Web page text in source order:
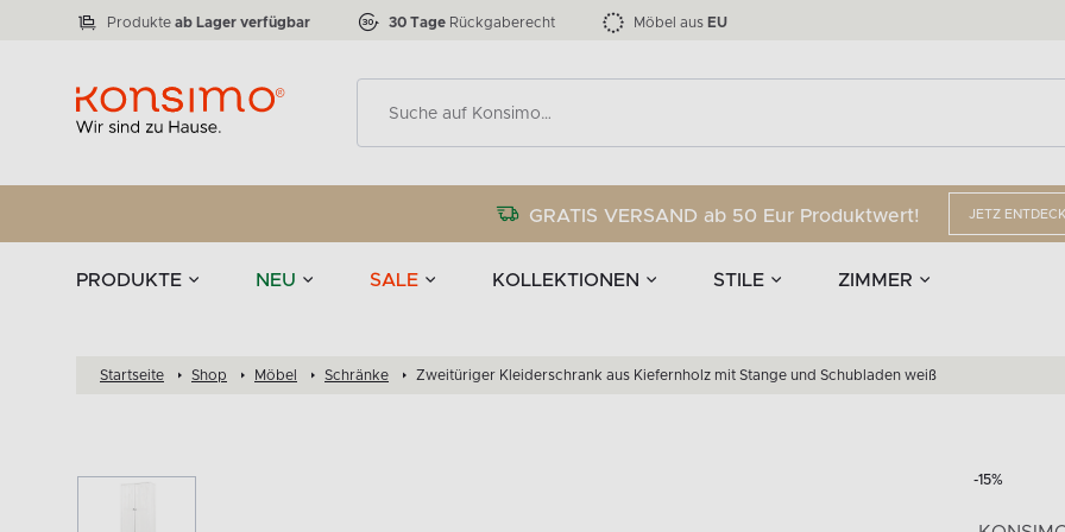
Produkte ab Lager verfügbar 30 Tage Rückgaberecht Möbel aus EU
GRATIS VERSAND ab 50 Eur Produktwert! JETZ
PRODUKTE NEU SALE KOLLEKTIONEN STILE ZIMMER
Tischgeschirr und Accessoires
zu 50 % Die LOFTY-Möbelkollektion bis zu 34 %
VICTO Anzahl der Produkte:77 EPIRI Anzahl der Produkte:
ELEGANT Anzahl der Produkte:888 TEENS Anzahl der Produkte:
Tischlampen
Startseite Shop Möbel Schränke Zweitüriger Kleiderschrank aus Kiefernholz mit Stange und Schubladen weiß
-15%